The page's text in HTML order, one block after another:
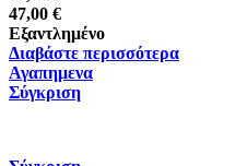
47,00 €
Εξαντλημένο
Διαβάστε περισσότερα
Αγαπημενα
Σύγκριση